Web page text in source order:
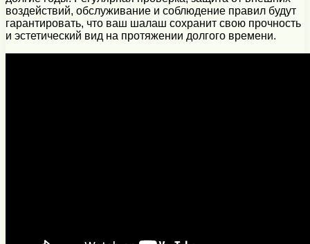
воздействий, обслуживание и соблюдение правил будут
гарантировать, что ваш шалаш сохранит свою прочность
и эстетический вид на протяжении долгого времени.